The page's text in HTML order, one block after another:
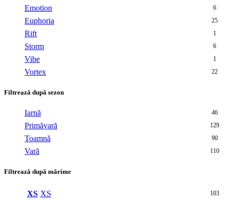
Emotion 6
Euphoria 25
Rift 1
Storm 6
Vibe 1
Vortex 22
Filtrează după sezon
Iarnă 46
Primăvară 129
Toamnă 90
Vară 110
Filtrează după mărime
XS XS 103